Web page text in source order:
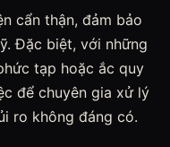
cẩn thận, đảm bảo
Đặc biệt, với những
tạp hoặc ắc quy
để chuyên gia xử lý
ro không đáng có.